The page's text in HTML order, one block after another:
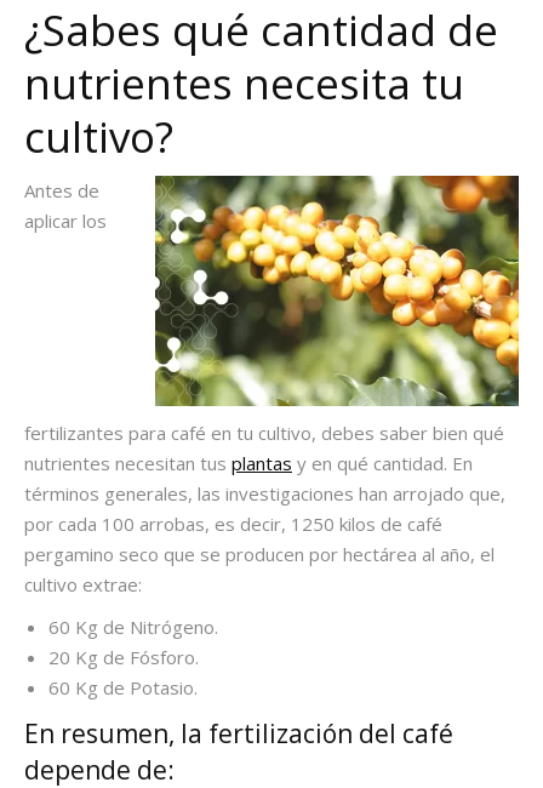
¿Sabes qué cantidad de
nutrientes necesita tu
cultivo?
Antes de
aplicar los
fertilizantes para café en tu cultivo, debes saber bien qué
nutrientes necesitan tus plantas y en qué cantidad. En
términos generales, las investigaciones han arrojado que,
por cada 100 arrobas, es decir, 1250 kilos de café
pergamino seco que se producen por hectárea al año, el
cultivo extrae:
60 Kg de Nitrógeno.
20 Kg de Fósforo.
60 Kg de Potasio.
En resumen, la fertilización del café
depende de: